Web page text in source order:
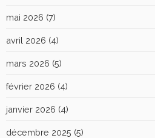
mai 2026 (7)
avril 2026 (4)
mars 2026 (5)
février 2026 (4)
janvier 2026 (4)
décembre 2025 (5)